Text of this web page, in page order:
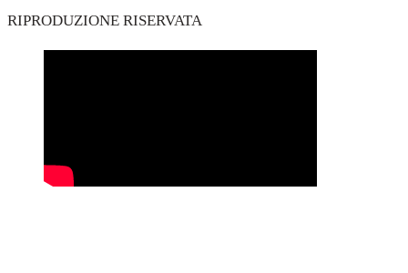
RIPRODUZIONE RISERVATA